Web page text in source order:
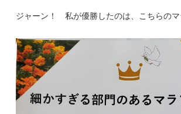
ジャーン！ 私が優勝したのは、こちらのマ